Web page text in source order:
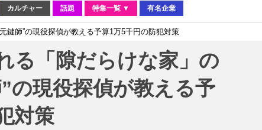
カルチャー 話題 特集一覧 ▼ 有名企業
鍵師”の現役探偵が教える予算1万5千円の防犯対策
る「隙だらけな家」の
の現役探偵が教える予
対策